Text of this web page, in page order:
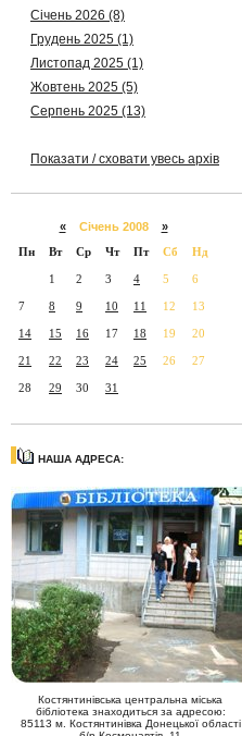
Січень 2026 (8)
Грудень 2025 (1)
Листопад 2025 (1)
Жовтень 2025 (5)
Серпень 2025 (13)
Показати / сховати увесь архів
«Січень 2008 »
Пн
Вт Ср Чт Пт Сб Нд
1 2 3 4 5 6
7 8 9 10 11 12 13
14 15 16 17 18 19 20
21 22 23 24 25 26 27
28 29 30 31
НАША АДРЕСА:
Костянтинівська центральна міська
бібліотека знаходиться за адресою:
85113 м. Костянтинівка Донецької області